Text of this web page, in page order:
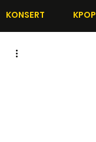
KONSERT KPOP